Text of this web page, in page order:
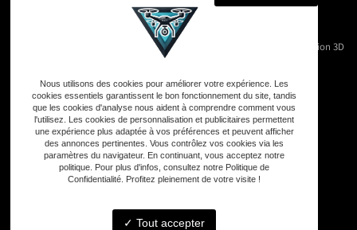
Événementiels
Modélisation 3D
Nos réalisations
Adresse
33590 Vensac
06 33 48 35 75
Nous utilisons des cookies pour améliorer votre expérience. Les
cookies essentiels garantissent le bon fonctionnement du site, tandis
que les cookies d'analyse nous aident à comprendre comment vous
l'utilisez. Les cookies de personnalisation et publicitaires permettent
une expérience plus adaptée à vos préférences et peuvent afficher
des annonces pertinentes. Vous contrôlez vos cookies via les
paramètres du navigateur. En continuant, vous acceptez notre
politique. Pour plus d'infos, consultez notre Politique de
Confidentialité. Profitez pleinement de votre visite !
Tout accepter